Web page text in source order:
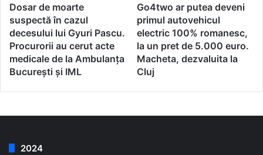
Dosar de moarte
suspectă în cazul
decesului lui Gyuri Pascu.
Procurorii au cerut acte
medicale de la Ambulanța
București și IML
Go4two ar putea deveni
primul autovehicul
electric 100% romanesc,
la un pret de 5.000 euro.
Macheta, dezvaluita la
Cluj
2024